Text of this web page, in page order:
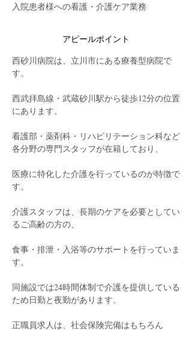
入院患者様への看護・介護ケア業務
アピールポイント
西砂川病院は、立川市にある療養型病院で
す。
西武拝島線・武蔵砂川駅から徒歩12分の位置
にあります。
看護部・薬剤科・リハビリテーション科など
各分野の専門スタッフが在籍しており、
医療に特化した介護を行っているのが特徴で
す。
介護スタッフは、長期のケアを必要としてい
るご高齢の方の、
食事・排泄・入浴等のサポートを行っていま
す。
同施設では24時間体制で介護を提供している
ため日勤と夜勤があります。
正職員求人は、社会保険完備はもちろん